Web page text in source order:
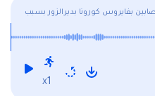
بفايروس كورونا بديرالزور بسبب
انتخابات "بشار"
x1